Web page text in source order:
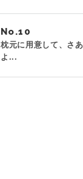
No.
枕元に用意して、さ
よ...